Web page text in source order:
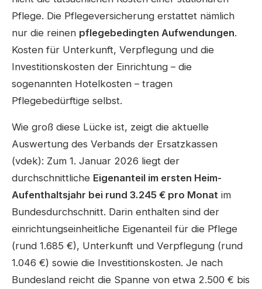
Pflege. Die Pflegeversicherung erstattet nämlich
nur die reinen pflegebedingten Aufwendungen.
Kosten für Unterkunft, Verpflegung und die
Investitionskosten der Einrichtung – die
sogenannten Hotelkosten – tragen
Pflegebedürftige selbst.
Wie groß diese Lücke ist, zeigt die aktuelle
Auswertung des Verbands der Ersatzkassen
(vdek): Zum 1. Januar 2026 liegt der
durchschnittliche Eigenanteil im ersten Heim-
Aufenthaltsjahr bei rund 3.245 € pro Monat im
Bundesdurchschnitt. Darin enthalten sind der
einrichtungseinheitliche Eigenanteil für die Pflege
(rund 1.685 €), Unterkunft und Verpflegung (rund
1.046 €) sowie die Investitionskosten. Je nach
Bundesland reicht die Spanne von etwa 2.500 € bis